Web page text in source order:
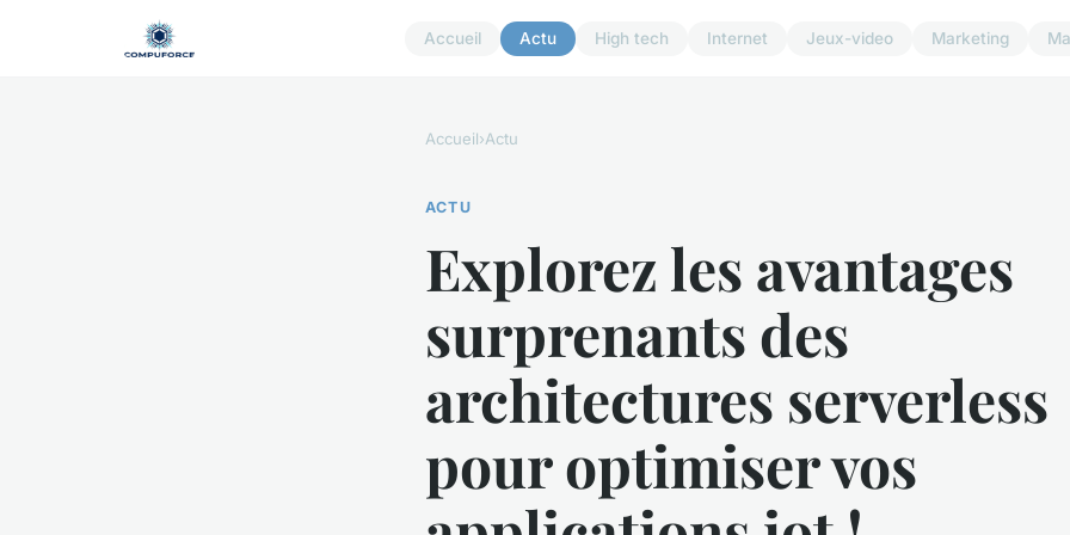
Accueil Actu High tech Internet Jeux-video Marketing
Accueil›Actu
ACTU
Explorez les avantages
surprenants des
architectures serverless
pour optimiser vos